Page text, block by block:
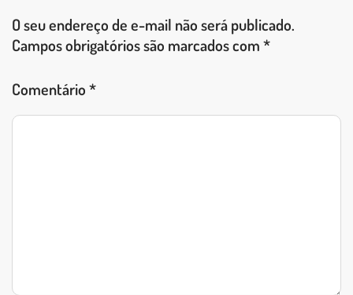
O seu endereço de e-mail não será publicado.
Campos obrigatórios são marcados com*
Comentário*